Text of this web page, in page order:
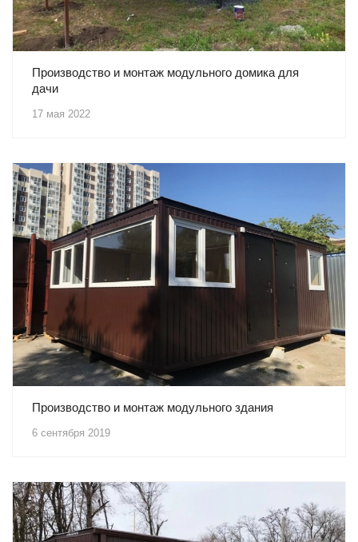
17 мая 2022
Производство и монтаж модульного домика для
дачи
6 сентября 2019
Производство и монтаж модульного здания